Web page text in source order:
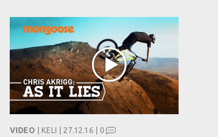
VIDEO | KELI | 27.12.16 | 0